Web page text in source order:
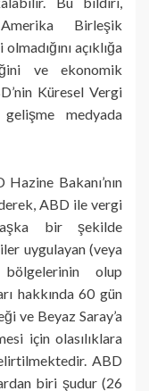
Birleşik
açıklığa
ve ekonomik
Küresel Vergi
gelişme medyada
Bakanı’nın
ABD ile vergi
bir şekilde
uygulayan (veya
bölgelerinin olup
hakkında 60 gün
ve Beyaz Saray’a
için olasılıklara
ABD
biri şudur (26